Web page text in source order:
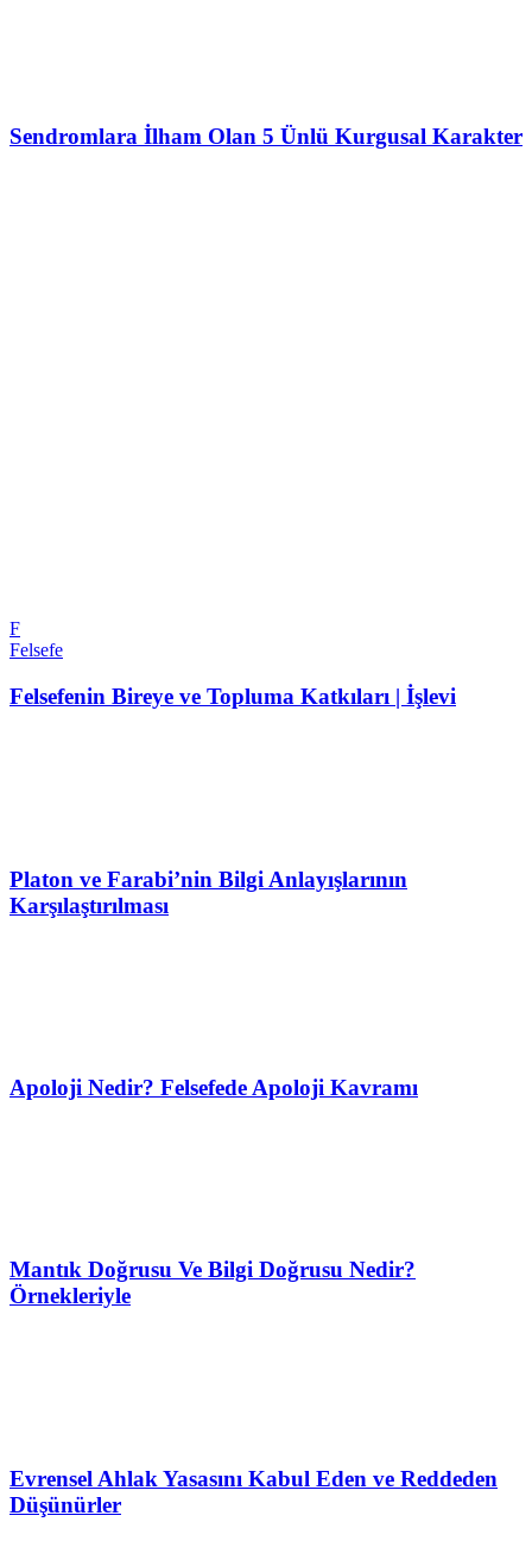
Sendromlara İlham Olan 5 Ünlü Kurgusal Karakter
F
Felsefe
Felsefenin Bireye ve Topluma Katkıları | İşlevi
Platon ve Farabi’nin Bilgi Anlayışlarının
Karşılaştırılması
Apoloji Nedir? Felsefede Apoloji Kavramı
Mantık Doğrusu Ve Bilgi Doğrusu Nedir?
Örnekleriyle
Evrensel Ahlak Yasasını Kabul Eden ve Reddeden
Düşünürler